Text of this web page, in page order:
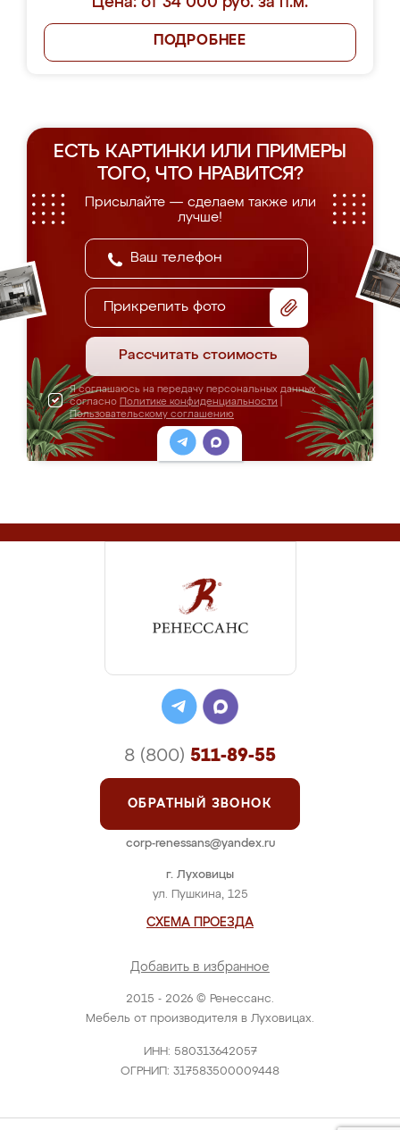
ПОДРОБНЕЕ
ЕСТЬ КАРТИНКИ ИЛИ ПРИМЕРЫ
ТОГО, ЧТО НРАВИТСЯ?
Присылайте — сделаем также или
лучше!
Прикрепить фото
Рассчитать стоимость
Я соглашаюсь на передачу персональных данных
согласно Политике конфиденциальности
Пользовательскому соглашению
2015 - 2026 © Ренессанс.
Мебель от производителя в Луховицах.
ИНН: 580313642057
ОГРНИП: 317583500009448
г. Луховицы
ул. Пушкина, 125
СХЕМА ПРОЕЗДА
Добавить в избранное
8 (800) 511-89-55
ОБРАТНЫЙ ЗВОНОК
corp-renessans@yandex.ru